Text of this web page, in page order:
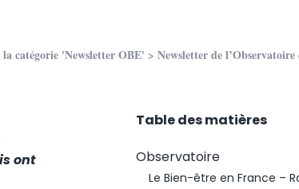
catégorie 'Newsletter OBE' > Newsletter de
ont
Table des matières
Observatoire
Le Bien-être en France –